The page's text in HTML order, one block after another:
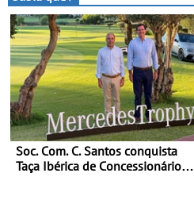
Soc. Com. C. Santos conquista
Taça Ibérica de Concessionários